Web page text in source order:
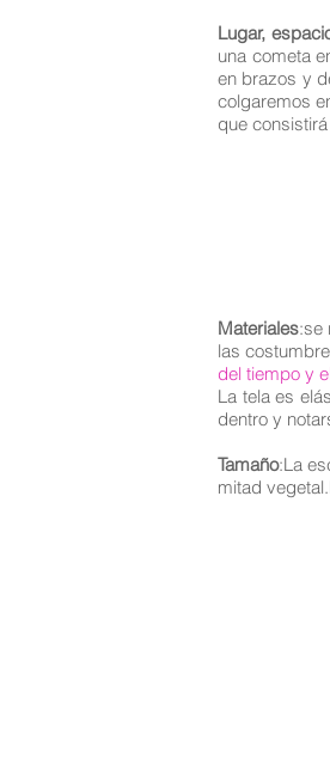
Lugar,
una cometa
en brazos y
colgaremos
que
"El
es un
El
la
Materiales:se
las
del tiempo y
La tela es
dentro y
Tamaño:La
mitad